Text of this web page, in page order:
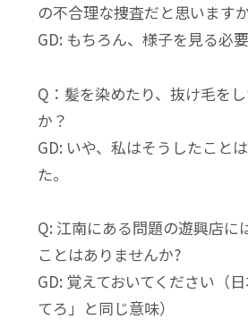
の不合理な捜査だと思います
GD: もちろん、様子を見る必要
Q：髪を染めたり、抜け毛を
か？
GD: いや、私はそうしたこと
た。
Q: 江南にある問題の遊興店に
ことはありませんか?
GD: 覚えておいてください（
てろ」と同じ意味）